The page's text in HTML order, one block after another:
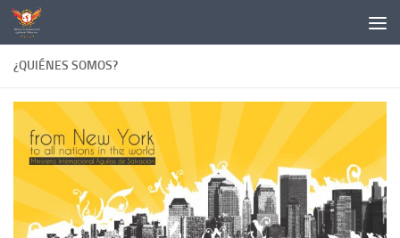
Skip to content
¿QUIÉNES SOMOS?